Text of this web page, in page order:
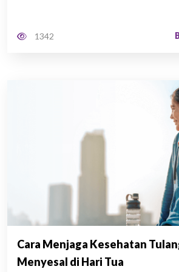
1342
Cara Menjaga Kesehatan
Menyesal di Hari Tua